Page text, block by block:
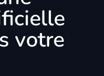
votre